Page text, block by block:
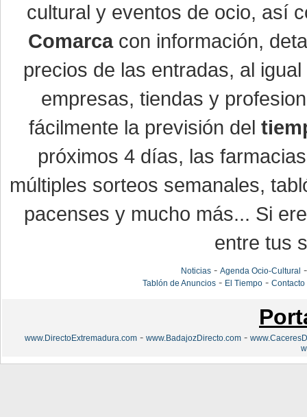
cultural y eventos de ocio, así
Comarcacon información,
precios de las entradas, al
empresas, tiendas y
fácilmente la previsión del
próximos 4 días, las
múltiples sorteos semanales,
pacenses y mucho más... Si
entre tus
Noticias- Agenda Ocio-Cultural
Tablón de Anuncios- El Tiempo- Contacto
www.DirectoExtremadura.com - www.BadajozDirecto.com -